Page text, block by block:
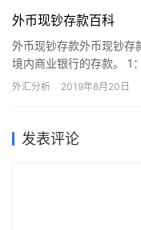
外币现钞存款百科
外币现钞存款外币现钞存
境内商业银行的存款。 1
外币储蓄存款的币种包括
外汇分析 2019年8月20日
发表评论